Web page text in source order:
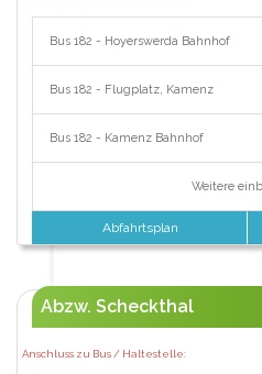
Bus 182 - Hoyerswerda Bahnhof
Bus 182 - Flugplatz, Kamenz
Bus 182 - Kamenz Bahnhof
Weitere
Abfahrtsplan
Abzw. Scheckthal
Anschluss zu Bus / Haltestelle: